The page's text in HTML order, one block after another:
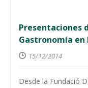
Presentaciones
Gastronomía en
15/12/2014
Desde la Fundació